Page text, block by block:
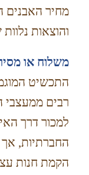
מחיר האבנים
והוצאות
משלוח או
התכשיט
רבים ממעצבי
למכור דרך
החברתיות, אך
הקמת חנות